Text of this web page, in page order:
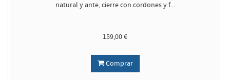
natural y ante, cierre con cordones y f...
159,00 €
Comprar